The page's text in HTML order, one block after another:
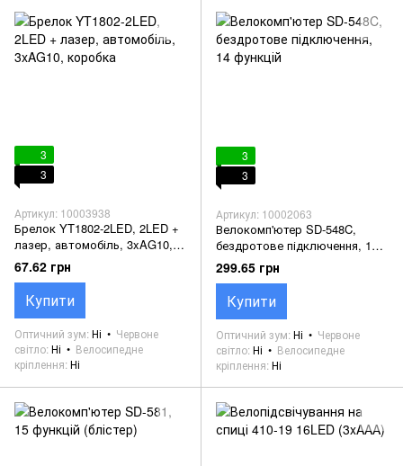
3
3
Артикул: 10003938
Брелок YT1802-2LED, 2LED +
лазер, автомобіль, 3xAG10,
коробка
67.62 грн
Купити
Оптичний зум Ні
Червоне
світло Ні
Велосипедне
кріплення Ні
3
3
Артикул: 10002063
Велокомп'ютер SD-548C,
бездротове підключення, 14
функцій
299.65 грн
Купити
Оптичний зум Ні
Червоне
світло Ні
Велосипедне
кріплення Ні